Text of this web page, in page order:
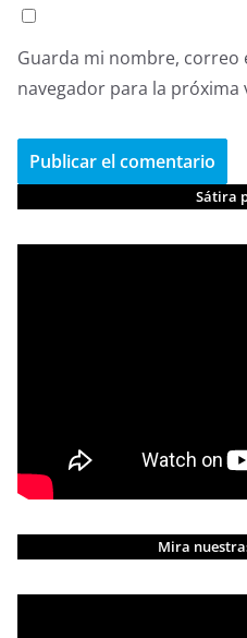
Guarda mi nombre, correo
navegador para la próxima
Sátira
Mira